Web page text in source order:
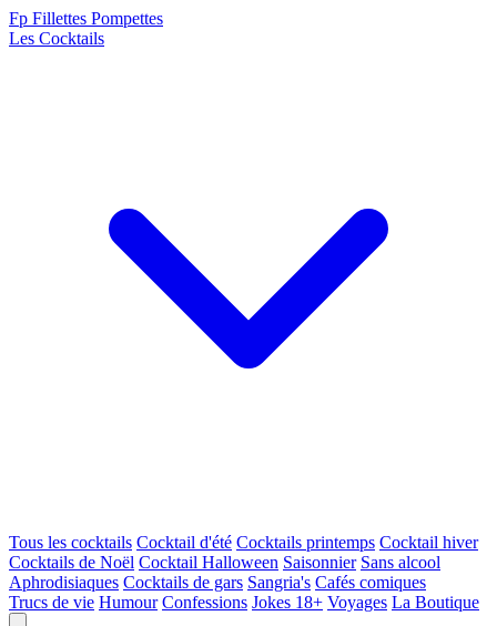
Fp Fillettes Pompettes
Les Cocktails
Tous les cocktails Cocktail d'été Cocktails printemps Cocktail hiver
Cocktails de Noël Cocktail Halloween Saisonnier Sans alcool
Aphrodisiaques Cocktails de gars Sangria's Cafés comiques
Trucs de vie Humour Confessions Jokes 18+ Voyages La Boutique